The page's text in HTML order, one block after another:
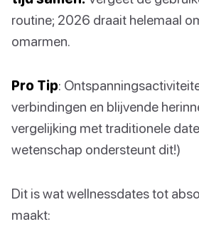
routine; 2026 draait helemaal
omarmen.
Pro Tip:
verbindingen en blijvende
vergelijking met traditionele
wetenschap ondersteunt dit!)
Dit is wat wellnessdates tot
maakt: